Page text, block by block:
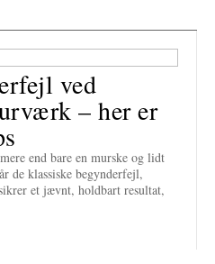
ved
– her er
end bare en murske og lidt
de klassiske begynderfejl,
et jævnt, holdbart resultat,